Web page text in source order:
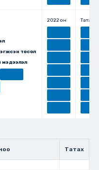
төсөл
мэдээлэл
2022 он Татах
Татах